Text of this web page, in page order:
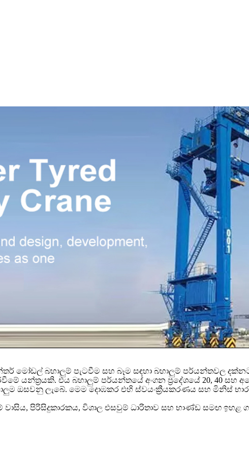
මෝඩල් බහාලුම් පැටවීම සහ බෑම සඳහා බහාලුම් පර්යන්තවල
යන්ත්‍රයකි. එය බහාලුම් පර්යන්තයේ අංගන ප්‍රදේශයේ 20, 40
ඔසවනු ලැබේ. මෙම දොඹකර එහි ස්වයංක්‍රීයකරණය සහ මිනිස්
පිරිසිදුකාරකය, විශාල එසවුම් ධාරිතාව සහ භාණ්ඩ සමඟ ඉහළ